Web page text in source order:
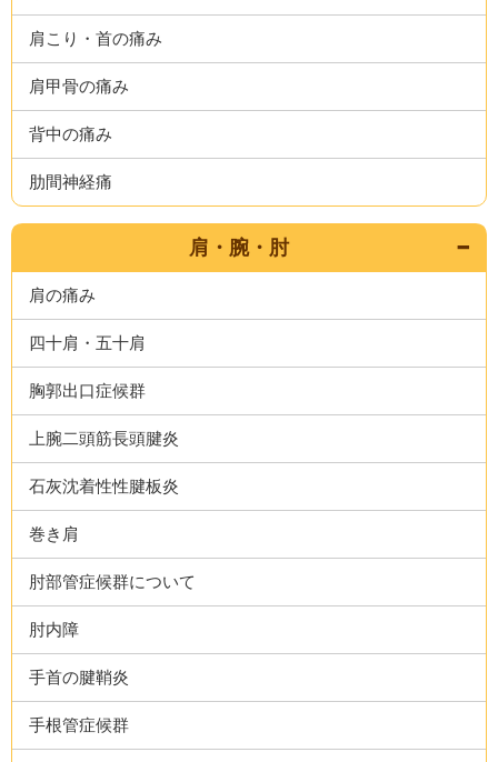
肩こり・首の痛み
肩甲骨の痛み
背中の痛み
肋間神経痛
肩・腕・肘
肩の痛み
四十肩・五十肩
胸郭出口症候群
上腕二頭筋長頭腱炎
石灰沈着性性腱板炎
巻き肩
肘部管症候群について
肘内障
手首の腱鞘炎
手根管症候群